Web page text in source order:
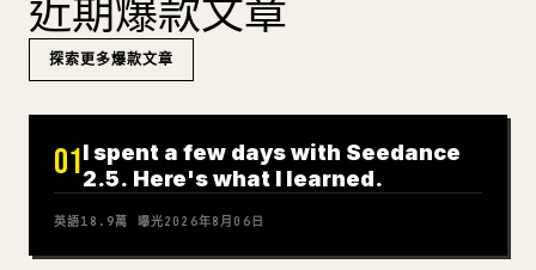
近期爆款文章
探索更多爆款文章
01I spent a few days with Seedance
2.5. Here's what I learned.
英語18.9萬 曝光2026年8月06日